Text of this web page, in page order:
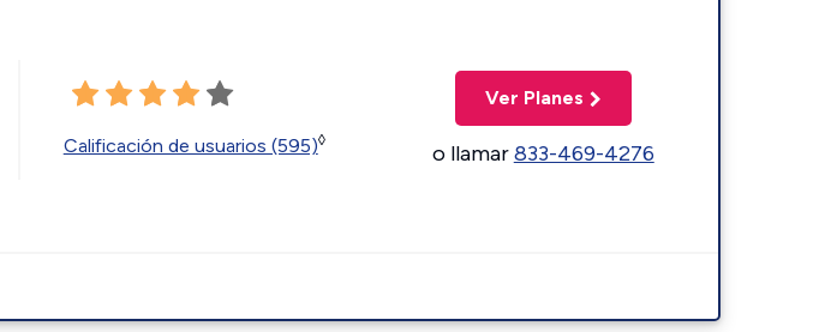
Calificación de usuarios (595)◊
Ver Planes
o llamar833-469-4276